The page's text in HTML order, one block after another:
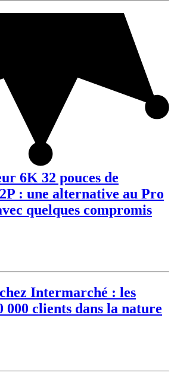
6K 32 pouces de
: une alternative au Pro
quelques compromis
Intermarché : les
000 clients dans la nature